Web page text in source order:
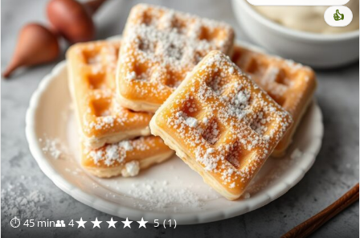
⏱ 45 min👥 4★★★★★ 5 (1)
👍